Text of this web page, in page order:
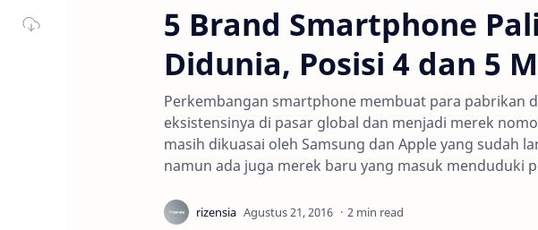
5 Brand Smartphone
Didunia, Posisi 4 dan 5
Perkembangan smartphone membuat para pabrikan
eksistensinya di pasar global dan menjadi merek
masih dikuasai oleh Samsung dan Apple yang sudah
namun ada juga merek baru yang masuk menduduki
2 min read